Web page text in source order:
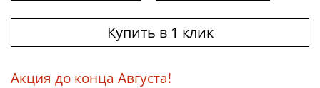
Купить в 1 клик
Акция до конца Августа!